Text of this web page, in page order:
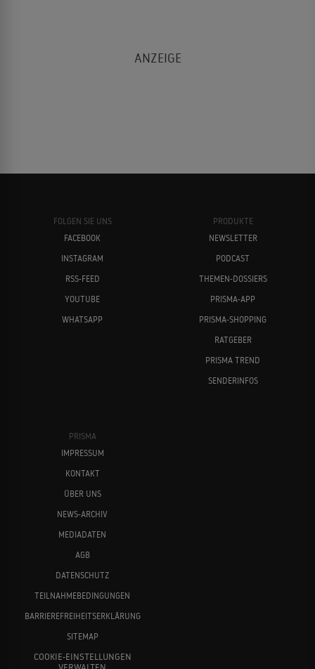
FOLGEN SIE UNS
FACEBOOK
INSTAGRAM
RSS-FEED
YOUTUBE
WHATSAPP
PRODUKTE
NEWSLETTER
PODCAST
THEMEN-DOSSIERS
PRISMA-APP
PRISMA-SHOPPING
RATGEBER
PRISMA TREND
SENDERINFOS
PRISMA
IMPRESSUM
KONTAKT
ÜBER UNS
NEWS-ARCHIV
MEDIADATEN
AGB
DATENSCHUTZ
TEILNAHMEBEDINGUNGEN
BARRIEREFREIHEITSERKLÄRUNG
SITEMAP
COOKIE-EINSTELLUNGEN
VERWALTEN